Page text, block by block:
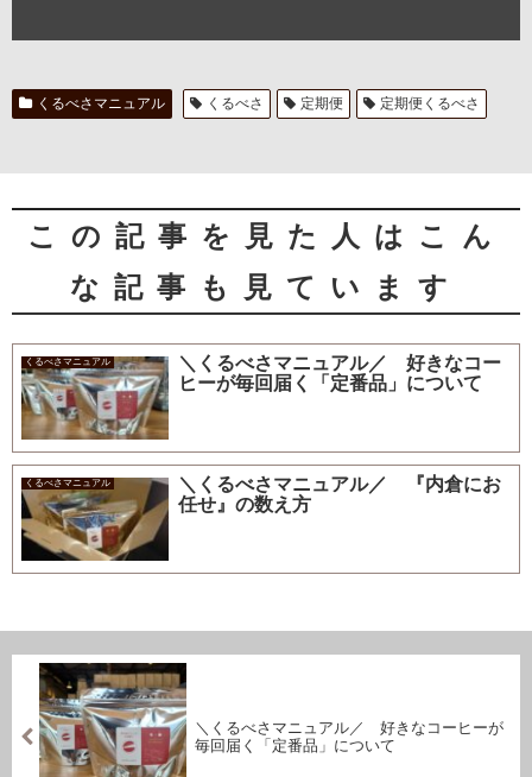
くるべさマニュアル くるべさ 定期便 定期便くるべさ
この記事を見た人はこん
な記事も見ています
くるべさマニュアル
＼くるべさマニュアル／ 好きなコー
ヒーが毎回届く「定番品」について
くるべさマニュアル
＼くるべさマニュアル／ 『内倉にお
任せ』の数え方
＼くるべさマニュアル／ 好きなコーヒーが
毎回届く「定番品」について